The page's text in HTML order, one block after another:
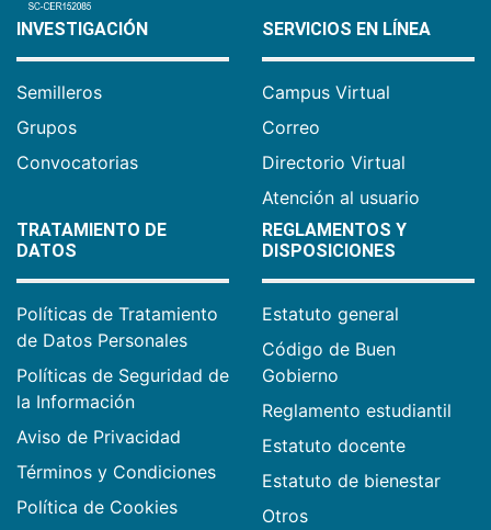
INVESTIGACIÓN
Semilleros
Grupos
Convocatorias
SERVICIOS EN LÍNEA
Campus Virtual
Correo
Directorio Virtual
Atención al usuario
TRATAMIENTO DE
DATOS
Políticas de Tratamiento
de Datos Personales
Políticas de Seguridad de
la Información
Aviso de Privacidad
Términos y Condiciones
Política de Cookies
REGLAMENTOS Y
DISPOSICIONES
Estatuto general
Código de Buen
Gobierno
Reglamento estudiantil
Estatuto docente
Estatuto de bienestar
Otros